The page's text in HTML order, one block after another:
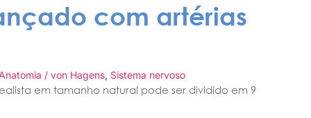
com artérias
Anatomia / von Hagens, Sistema nervoso
em tamanho natural pode ser dividido em 9